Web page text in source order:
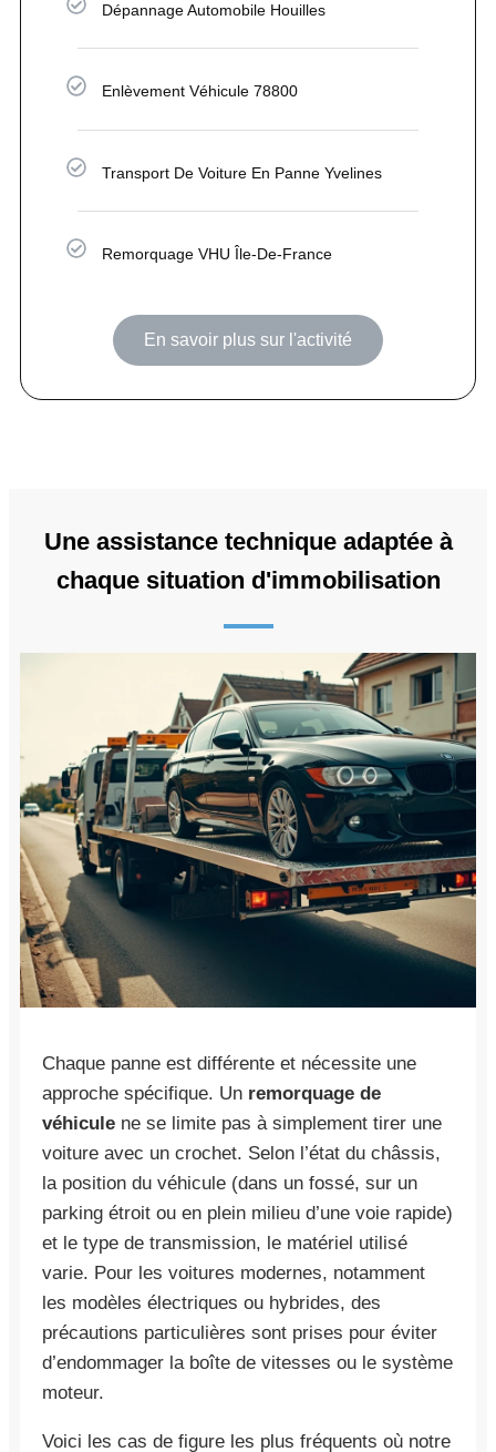
Dépannage Automobile Houilles
Enlèvement Véhicule 78800
Transport De Voiture En Panne Yvelines
Remorquage VHU Île-De-France
En savoir plus sur l'activité
Une assistance technique adaptée à
chaque situation d'immobilisation
Chaque panne est différente et nécessite une
approche spécifique. Un remorquage de
véhicule ne se limite pas à simplement tirer une
voiture avec un crochet. Selon l’état du châssis,
la position du véhicule (dans un fossé, sur un
parking étroit ou en plein milieu d’une voie rapide)
et le type de transmission, le matériel utilisé
varie. Pour les voitures modernes, notamment
les modèles électriques ou hybrides, des
précautions particulières sont prises pour éviter
d’endommager la boîte de vitesses ou le système
moteur.
Voici les cas de figure les plus fréquents où notre